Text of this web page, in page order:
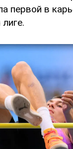
первой в